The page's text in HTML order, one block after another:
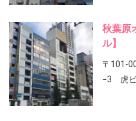
秋葉原
ル】
〒101-
−3 虎